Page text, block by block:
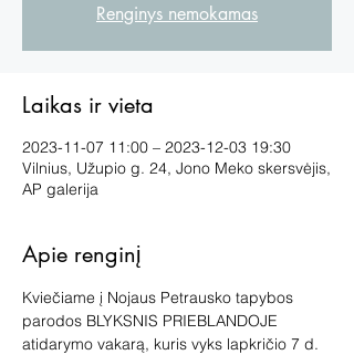
Renginys nemokamas
Laikas ir vieta
2023-11-07 11:00 – 2023-12-03 19:30
Vilnius, Užupio g. 24, Jono Meko skersvėjis,
AP galerija
Apie renginį
Kviečiame į Nojaus Petrausko tapybos
parodos BLYKSNIS PRIEBLANDOJE
atidarymo vakarą, kuris vyks lapkričio 7 d.